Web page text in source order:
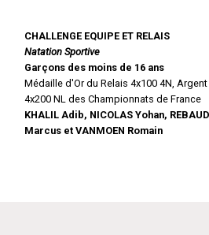
CHALLENGE EQUIPE ET RELAIS
Natation Sportive
Garçons des moins de 16 ans
Médaille d'Or du Relais 4x100 4N,
4x200 NL des Championnats de France
KHALIL Adib, NICOLAS Yohan,
Marcus et VANMOEN Romain